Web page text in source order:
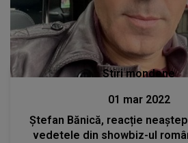
Stiri mondene
01 mar 2022
Ștefan Bănică, reacție
vedetele din showbiz-ul